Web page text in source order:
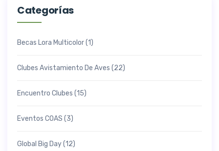
Categorías
Becas Lora Multicolor(1)
Clubes Avistamiento De Aves (22)
Encuentro Clubes (15)
Eventos COAS (3)
Global Big Day(12)